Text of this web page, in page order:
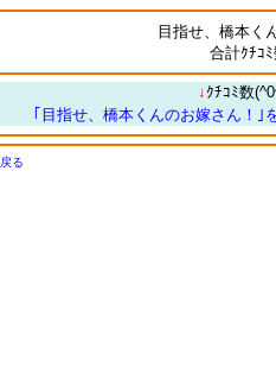
目指せ、橋本く
合計ｸﾁｺ
↓ ｸﾁｺﾐ数
｢目指せ、橋本くんのお嫁さん！｣
戻る